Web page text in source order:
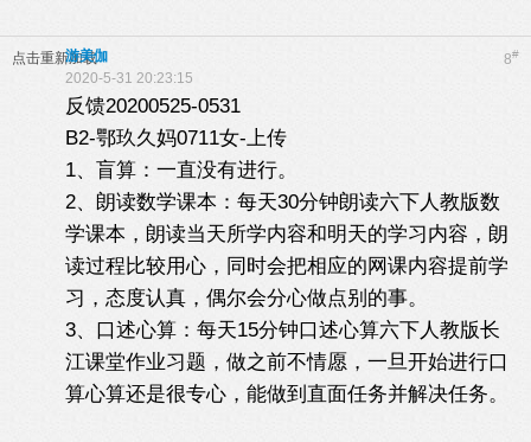
点击重新加载 8#
游美伽
2020-5-31 20:23:15
反馈20200525-0531
B2-鄂玖久妈0711女-上传
1、盲算：一直没有进行。
2、朗读数学课本：每天30分钟朗读六下人教版数
学课本，朗读当天所学内容和明天的学习内容，朗
读过程比较用心，同时会把相应的网课内容提前学
习，态度认真，偶尔会分心做点别的事。
3、口述心算：每天15分钟口述心算六下人教版长
江课堂作业习题，做之前不情愿，一旦开始进行口
算心算还是很专心，能做到直面任务并解决任务。